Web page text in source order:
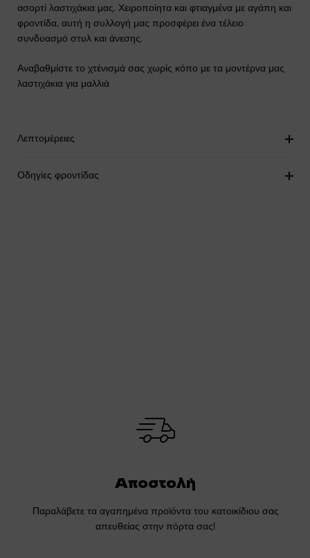
ασορτί λαστιχάκια μας. Χειροποίητα και φτιαγμένα με αγάπη και
φροντίδα, αυτή η συλλογή μας προσφέρει ένα τέλειο
συνδυασμό στυλ και άνεσης.
Αναβαθμίστε το χτένισμά σας χωρίς κόπο με τα μοντέρνα μας
λαστιχάκια για μαλλιά
Λεπτομέρειες
Οδηγίες φροντίδας
Αποστολή
Παραλάβετε τα αγαπημένα προϊόντα του κατοικίδιου σας
απευθείας στην πόρτα σας!